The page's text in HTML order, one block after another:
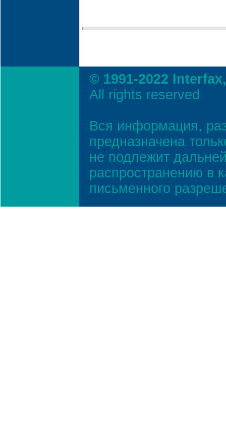
© 1991-2022
All rights reserved
Вся информация,
предназначена
не подлежит
распространению в
письменного